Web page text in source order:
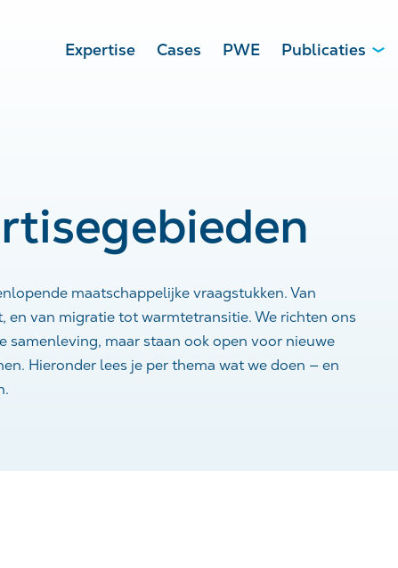
Expertise Cases PWE Publicaties
maatschappelijke vraagstukken. Van
en van migratie tot warmtetransitie. We richten ons
samenleving, maar staan ook open voor nieuwe
Hieronder lees je per thema wat we doen — en